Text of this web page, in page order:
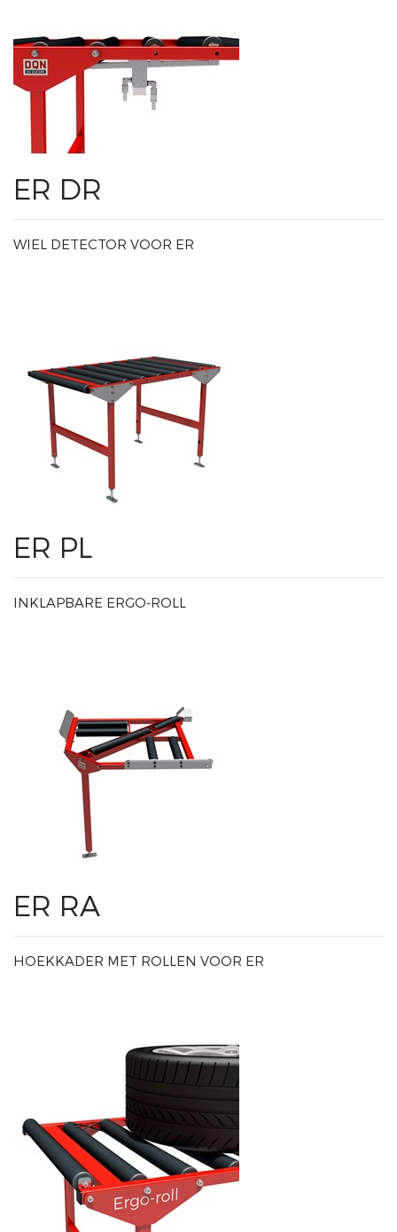
ER DR
WIEL DETECTOR VOOR ER
ER PL
INKLAPBARE ERGO-ROLL
ER RA
HOEKKADER MET ROLLEN VOOR ER